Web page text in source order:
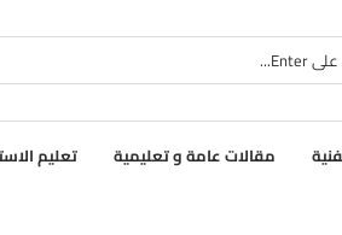
مقالات عامة و تعليمية تعليم